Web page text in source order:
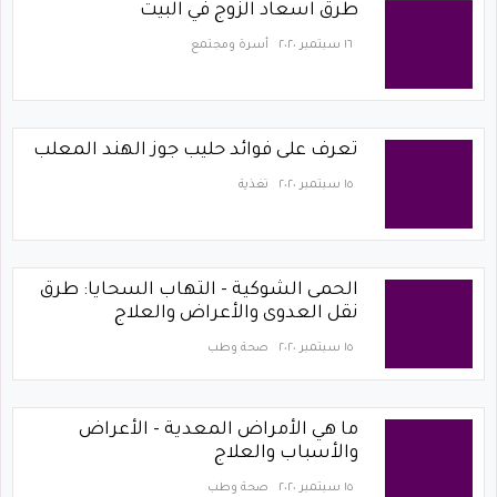
طرق اسعاد الزوج في البيت
١٦ سبتمبر ٢٠٢٠ أسرة ومجتمع
تعرف على فوائد حليب جوز الهند المعلب
١٥ سبتمبر ٢٠٢٠ تغذية
الحمى الشوكية - التهاب السحايا: طرق
نقل العدوى والأعراض والعلاج
١٥ سبتمبر ٢٠٢٠ صحة وطب
ما هي الأمراض المعدية - الأعراض
والأسباب والعلاج
١٥ سبتمبر ٢٠٢٠ صحة وطب